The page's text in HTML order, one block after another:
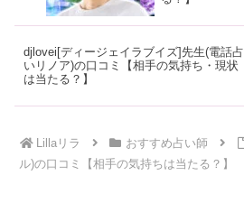
djlovei[ディージェイラブイズ]先生(電話占
いリノア)の口コミ【相手の気持ち・現状
は当たる？】
Lillaリラ おすすめ占い師
ル)の口コミ【相手の気持ちは当たる？】